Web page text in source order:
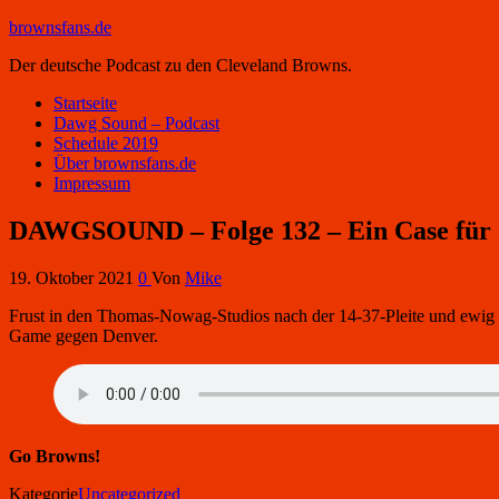
brownsfans.de
Der deutsche Podcast zu den Cleveland Browns.
Startseite
Dawg Sound – Podcast
Schedule 2019
Über brownsfans.de
Impressum
DAWGSOUND – Folge 132 – Ein Case für
19. Oktober 2021 0 Von Mike
Frust in den Thomas-Nowag-Studios nach der 14-37-Pleite und
Game gegen Denver.
Go Browns!
KategorieUncategorized